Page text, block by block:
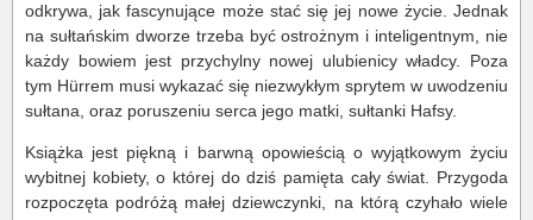
odkrywa, jak fascynujące może stać się jej nowe życie. Jednak
na sułtańskim dworze trzeba być ostrożnym i inteligentnym, nie
każdy bowiem jest przychylny nowej ulubienicy władcy. Poza
tym Hürrem musi wykazać się niezwykłym sprytem w uwodzeniu
sułtana, oraz poruszeniu serca jego matki, sułtanki Hafsy.
Książka jest piękną i barwną opowieścią o wyjątkowym życiu
wybitnej kobiety, o której do dziś pamięta cały świat. Przygoda
rozpoczęta podróżą małej dziewczynki, na którą czyhało wiele